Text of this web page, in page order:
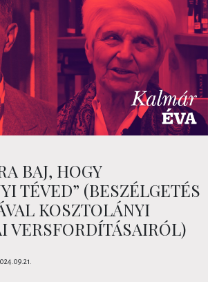
BAJ, HOGY
TÉVED” (BESZÉLGETÉS
KOSZTOLÁNYI
VERSFORDÍTÁSAIRÓL)